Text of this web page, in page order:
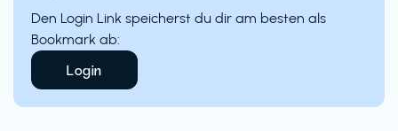
Den Login Link speicherst du dir am besten als
Bookmark ab:
Login